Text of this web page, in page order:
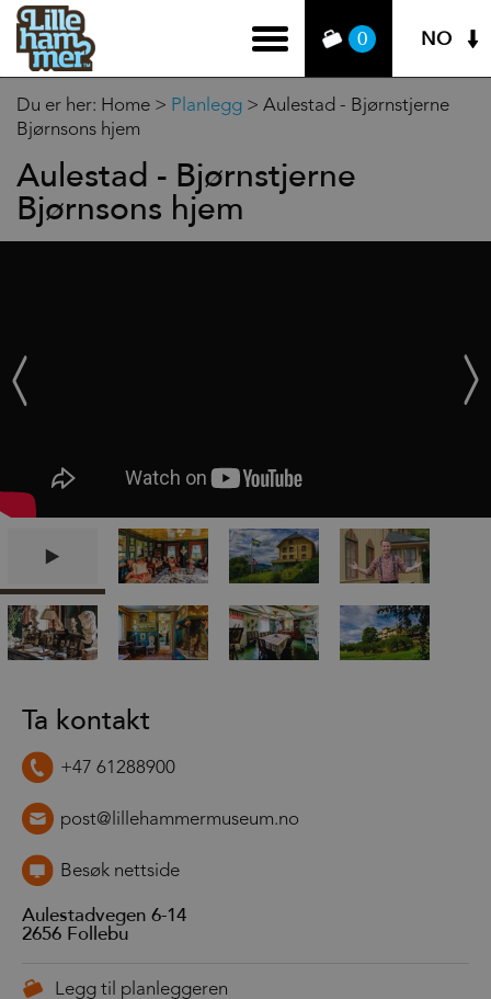
0 NO
Du er her: Home > Planlegg > Aulestad - Bjørnstjerne
Bjørnsons hjem
Aulestad - Bjørnstjerne
Bjørnsons hjem
Prev
Ta kontakt
+47 61288900
post@lillehammermuseum.no
Besøk nettside
Aulestadvegen 6-14
2656 Follebu